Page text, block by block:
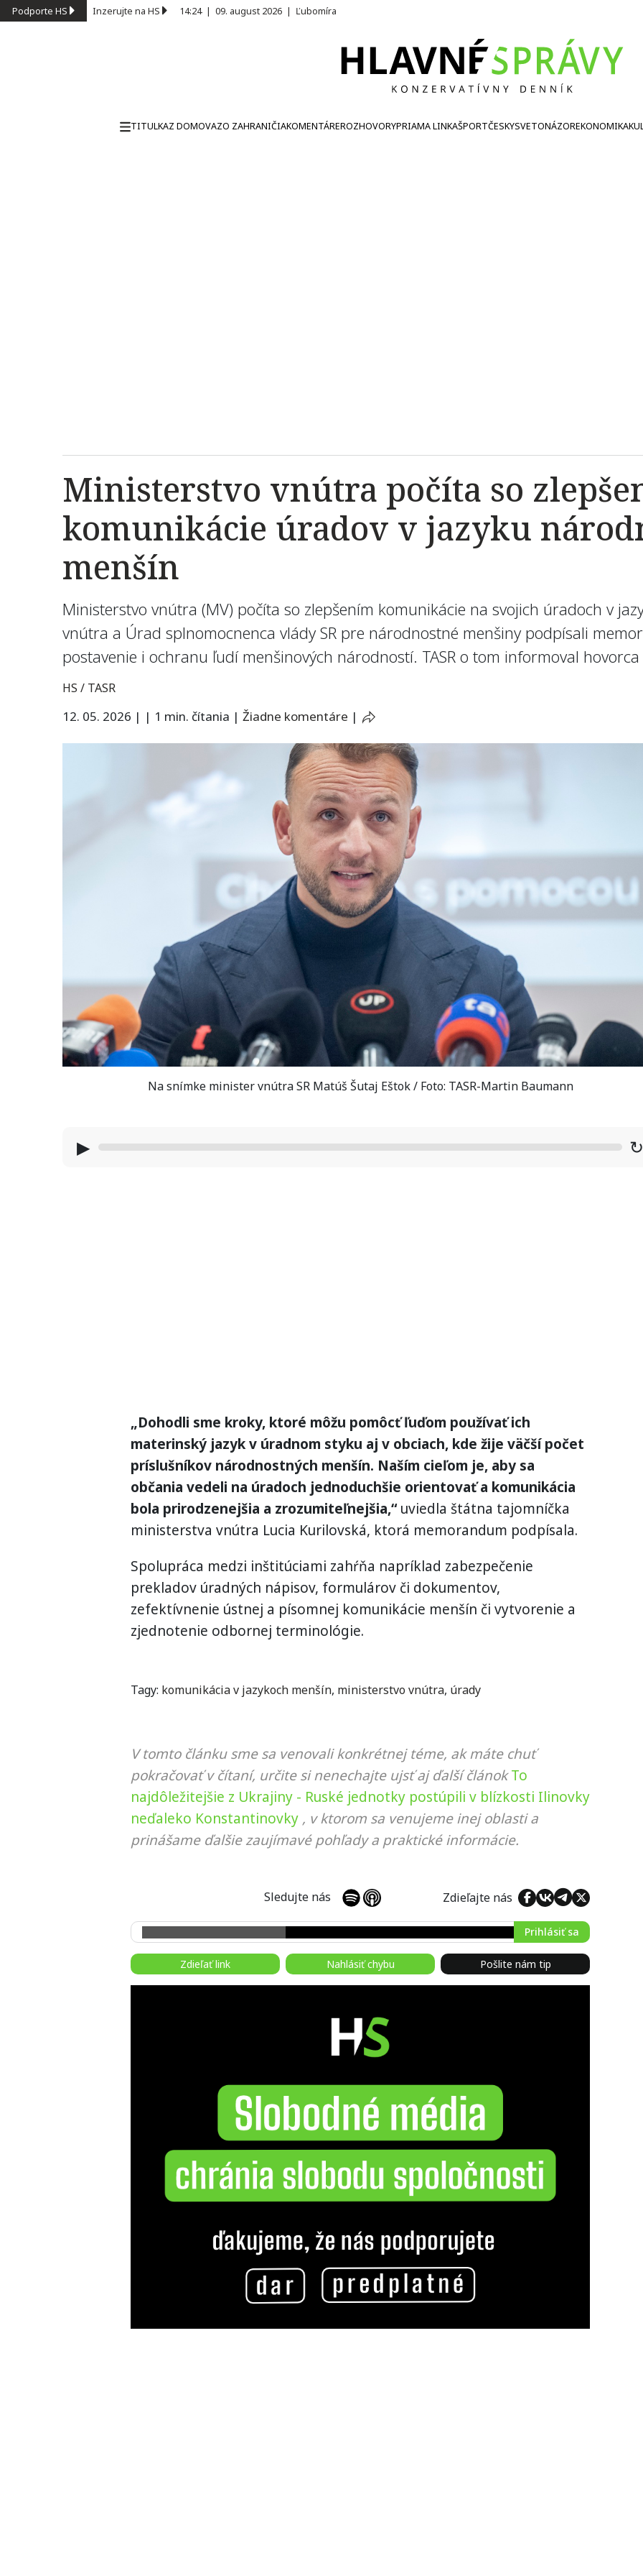
Podporte HS Inzerujte na HS 14:24| 09. august 2026 | Ľubomíra
TITULKAZ DOMOVAZO ZAHRANIČIAKOMENTÁREROZHOVORYPRIAMA LINKAŠPORTČESKYSVETONÁZOREKONOMIKA
Ministerstvo vnútra počíta so
komunikácie úradov v jazyku
menšín
Ministerstvo vnútra (MV) počíta so zlepšením komunikácie na svojich úradoch v
vnútra a Úrad splnomocnenca vlády SR pre národnostné menšiny podpísali
postavenie i ochranu ľudí menšinových národností. TASR o tom informoval
HS / TASR
12. 05. 2026 | | 1 min. čítania | Žiadne komentáre |
Na snímke minister vnútra SR Matúš Šutaj Eštok / Foto: TASR-Martin Baumann
▶ ↻
„Dohodli sme kroky, ktoré môžu pomôcť ľuďom používať ich
materinský jazyk v úradnom styku aj v obciach, kde žije väčší počet
príslušníkov národnostných menšín. Naším cieľom je, aby sa
občania vedeli na úradoch jednoduchšie orientovať a komunikácia
bola prirodzenejšia a zrozumiteľnejšia,“uviedla štátna tajomníčka
ministerstva vnútra Lucia Kurilovská, ktorá memorandum podpísala.
Spolupráca medzi inštitúciami zahŕňa napríklad zabezpečenie
prekladov úradných nápisov, formulárov či dokumentov,
zefektívnenie ústnej a písomnej komunikácie menšín či vytvorenie a
zjednotenie odbornej terminológie.
Tagy: komunikácia v jazykoch menšín, ministerstvo vnútra, úrady
V tomto článku sme sa venovali konkrétnej téme, ak máte chuť
pokračovať v čítaní, určite si nenechajte ujsť aj ďalší článok To
najdôležitejšie z Ukrajiny - Ruské jednotky postúpili v blízkosti Ilinovky
neďaleko Konstantinovky , v ktorom sa venujeme inej oblasti a
prinášame ďalšie zaujímavé pohľady a praktické informácie.
Sledujte nás Zdieľajte nás
Prihlásiť sa
Zdieľať link Nahlásiť chybu Pošlite nám tip